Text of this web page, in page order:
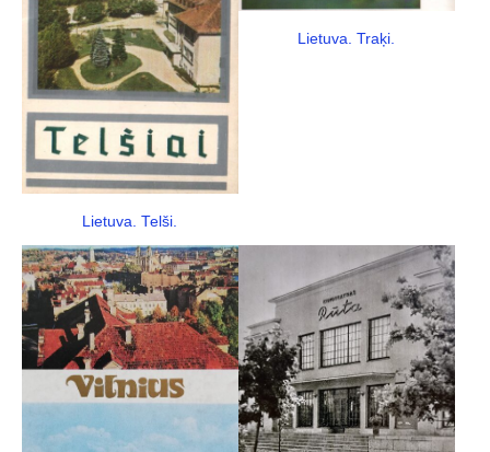
Lietuva. Telši.
Lietuva. Traķi.